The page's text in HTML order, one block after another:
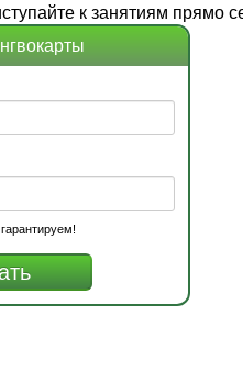
к занятиям прямо